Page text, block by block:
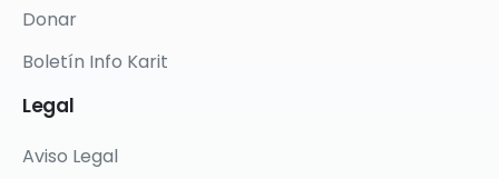
Donar
Boletín Info Karit
Legal
Aviso Legal